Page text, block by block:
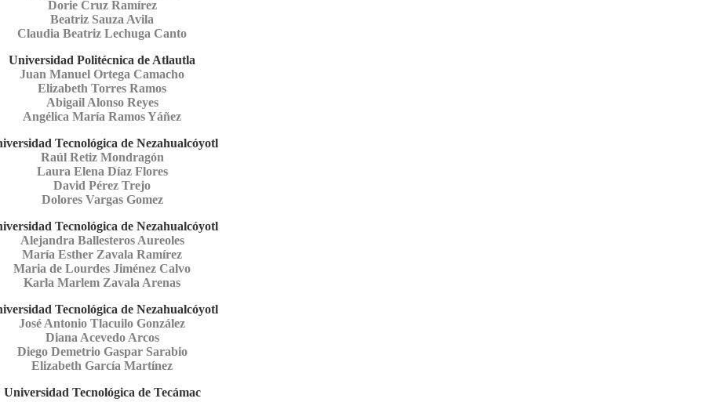
Dorie Cruz Ramírez
Beatriz Sauza Avila
Claudia Beatriz Lechuga Canto
Universidad Politécnica de Atlautla
Juan Manuel Ortega Camacho
Elizabeth Torres Ramos
Abigail Alonso Reyes
Angélica María Ramos Yáñez
Tecnológica de Nezahualcóyotl
Raúl Retiz Mondragón
Laura Elena Díaz Flores
David Pérez Trejo
Dolores Vargas Gomez
Tecnológica de Nezahualcóyotl
Alejandra Ballesteros Aureoles
María Esther Zavala Ramírez
Maria de Lourdes Jiménez Calvo
Karla Marlem Zavala Arenas
Tecnológica de Nezahualcóyotl
José Antonio Tlacuilo González
Diana Acevedo Arcos
Diego Demetrio Gaspar Sarabio
Elizabeth García Martínez
Universidad Tecnológica de Tecámac